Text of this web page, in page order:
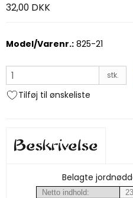
32,00 DKK
Model/Varenr.: 825-21
stk.
Tilføj til ønskeliste
Beskrivelse
Belagte
Netto indhold: